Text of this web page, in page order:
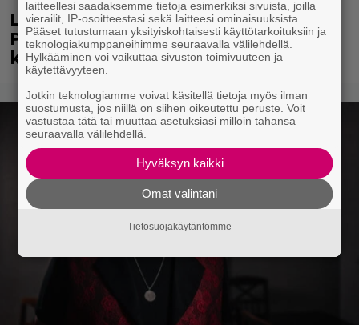
Laittomasta graffitista kiinni jäänyt
Paavo Arhinmäki jälleen spraypullo
kädessä – näitä puolueita ei kiinnosta
laitteellesi saadaksemme tietoja esimerkiksi sivuista, joilla
vierailit, IP-osoitteestasi sekä laitteesi ominaisuuksista.
Pääset tutustumaan yksityiskohtaisesti käyttötarkoituksiin ja
teknologiakumppaneihimme seuraavalla välilehdellä.
Hylkääminen voi vaikuttaa sivuston toimivuuteen ja
käytettävyyteen.
Jotkin teknologiamme voivat käsitellä tietoja myös ilman
suostumusta, jos niillä on siihen oikeutettu peruste. Voit
vastustaa tätä tai muuttaa asetuksiasi milloin tahansa
seuraavalla välilehdellä.
Hyväksyn kaikki
Omat valintani
Tietosuojakäytäntömme